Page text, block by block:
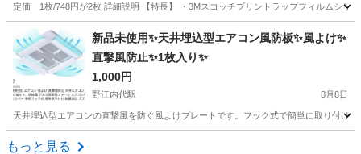
定価 1枚/748円が2枚 詳細説明 【特長】 ・3Mスコッチプリントラップフィルムシリ
大阪 池田市 池田駅 その他 ガムテープ
新品未使用✨天井埋込型エアコン風防板✨風よけ✨
直撃風防止✨1枚入り✨
1,000円
野江内代駅 8月8日
天井埋込型エアコンの直撃風を防ぐ風よけプレートです。フック式で簡単に取り付け
大阪 大阪市
もっと見る